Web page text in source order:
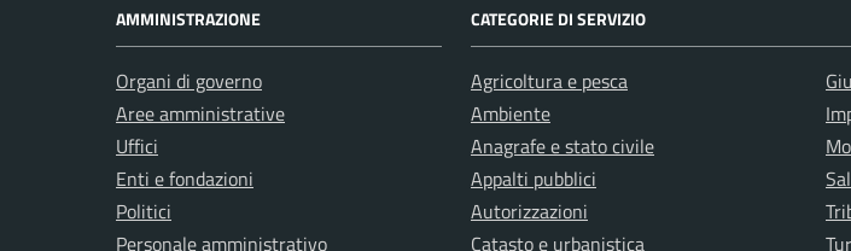
AMMINISTRAZIONE
Organi di governo
Aree amministrative
Uffici
Enti e fondazioni
Politici
Personale amministrativo
CATEGORIE DI SERVIZIO
Agricoltura e pesca
Ambiente
Anagrafe e stato civile
Appalti pubblici
Autorizzazioni
Catasto e urbanistica